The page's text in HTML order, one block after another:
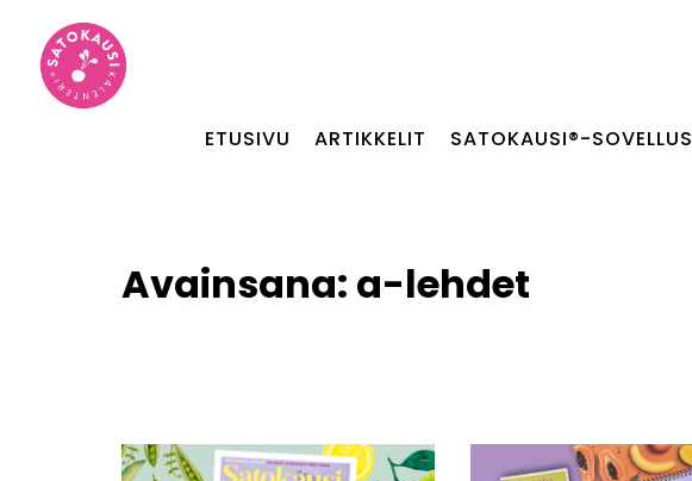
ETUSIVU ARTIKKELIT SATOKAUSI®-SOVELLUS
Avainsana: a-lehdet